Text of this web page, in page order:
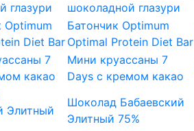
шоколадной глазури
Батончик Optimum
Optimal Protein Diet Bar
Мини круассаны 7
Days с кремом какао
Шоколад Бабаевский
Элитный 75%